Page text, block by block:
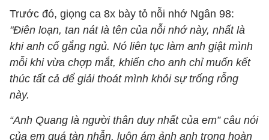
Trước đó, giọng ca 8x bày tỏ nỗi nhớ Ngân 98:
"Điên loạn, tan nát là tên của nỗi nhớ này, nhất là
khi anh cố gắng ngủ. Nó liên tục làm anh giật mình
mỗi khi vừa chợp mắt, khiến cho anh chỉ muốn kết
thúc tất cả để giải thoát mình khỏi sự trống rỗng
này.
“Anh Quang là người thân duy nhất của em” câu nói
của em quá tàn nhẫn, luôn ám ảnh anh trong hoàn